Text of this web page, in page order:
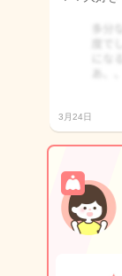
3月24日